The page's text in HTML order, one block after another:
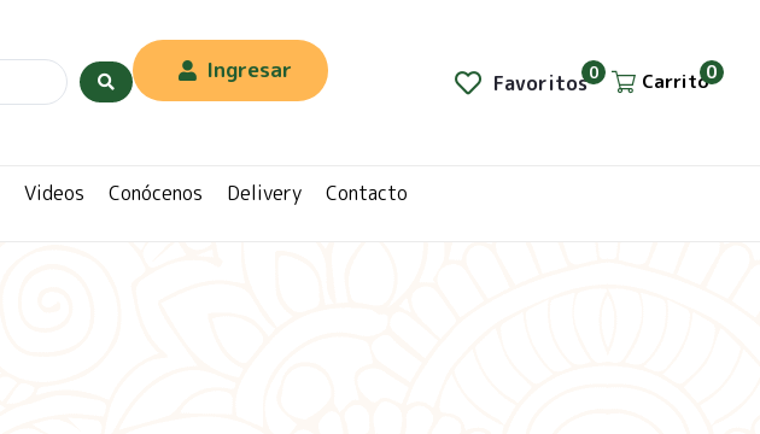
Ingresar Favoritos0 Carrito0
Videos Conócenos Delivery Contacto